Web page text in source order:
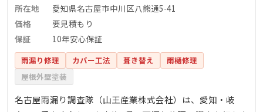
所在地
愛知県名古屋市中川区八熊通5-41
価格
要見積もり
保証
10年安心保証
雨漏り修理 カバー工法 葺き替え
雨樋修理
屋根外壁塗装
名古屋雨漏り調査隊（山王産業株式会社）は、愛知・岐